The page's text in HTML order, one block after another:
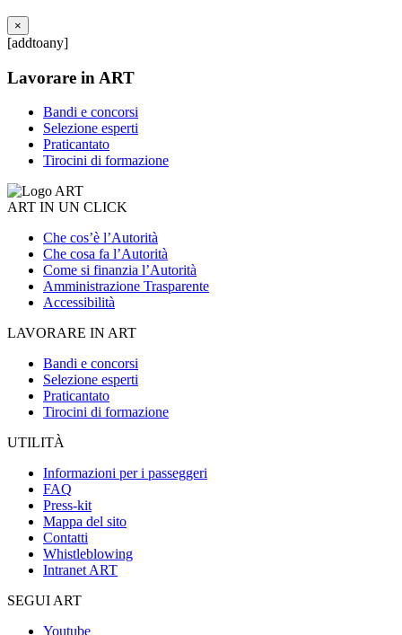
×
[addtoany]
Lavorare in ART
Bandi e concorsi
Selezione esperti
Praticantato
Tirocini di formazione
ART IN UN CLICK
Che cos’è l’Autorità
Che cosa fa l’Autorità
Come si finanzia l’Autorità
Amministrazione Trasparente
Accessibilità
LAVORARE IN ART
Bandi e concorsi
Selezione esperti
Praticantato
Tirocini di formazione
UTILITÀ
Informazioni per i passeggeri
FAQ
Press-kit
Mappa del sito
Contatti
Whistleblowing
Intranet ART
SEGUI ART
Youtube